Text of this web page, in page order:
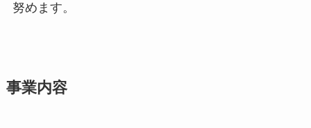
努めます。
事業内容